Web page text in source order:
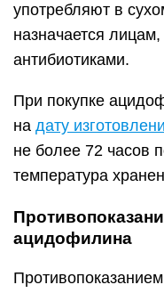
употребляют в
назначается
антибиотиками.
При покупке
на дату
не более 72 часов
температура
ацидофилина